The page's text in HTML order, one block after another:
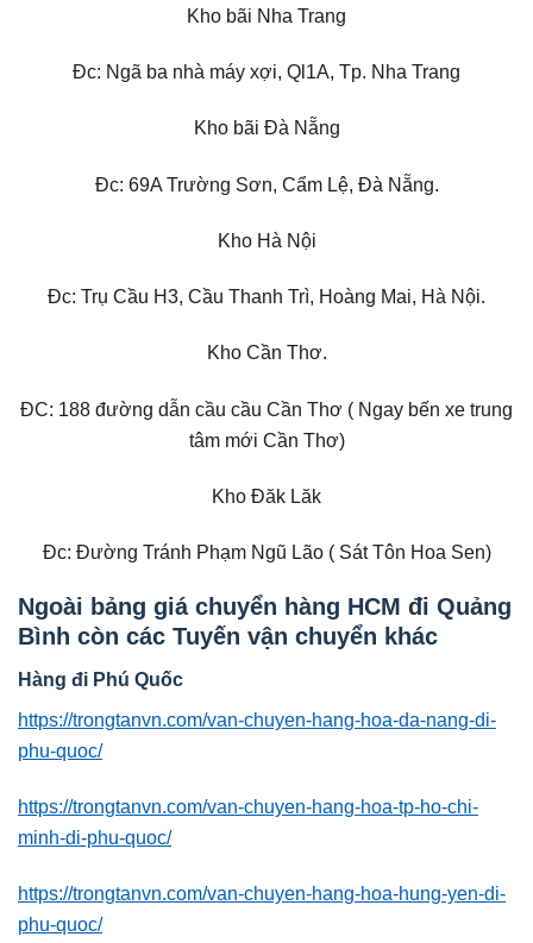
Kho bãi Nha Trang
Đc: Ngã ba nhà máy xợi, Ql1A, Tp. Nha Trang
Kho bãi Đà Nẵng
Đc: 69A Trường Sơn, Cẩm Lệ, Đà Nẵng.
Kho Hà Nội
Đc: Trụ Cầu H3, Cầu Thanh Trì, Hoàng Mai, Hà Nội.
Kho Cần Thơ.
ĐC: 188 đường dẫn cầu cầu Cần Thơ ( Ngay bến xe trung
tâm mới Cần Thơ)
Kho Đăk Lăk
Đc: Đường Tránh Phạm Ngũ Lão ( Sát Tôn Hoa Sen)
Ngoài bảng giá chuyển hàng HCM đi Quảng
Bình còn các Tuyến vận chuyển khác
Hàng đi Phú Quốc
https://trongtanvn.com/van-chuyen-hang-hoa-da-nang-di-
phu-quoc/
https://trongtanvn.com/van-chuyen-hang-hoa-tp-ho-chi-
minh-di-phu-quoc/
https://trongtanvn.com/van-chuyen-hang-hoa-hung-yen-di-
phu-quoc/